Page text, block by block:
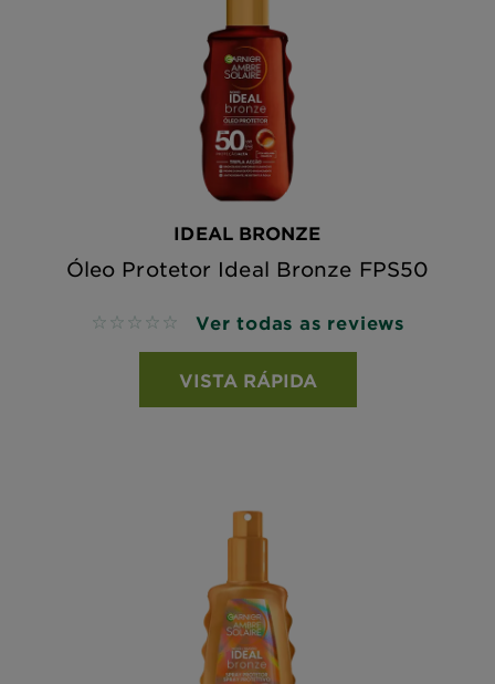
IDEAL BRONZE
Óleo Protetor Ideal Bronze FPS50
No reviews Ver todas as reviews
VISTA RÁPIDA